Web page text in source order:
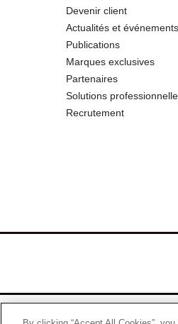
Devenir client
Actualités et événements
Publications
Marques exclusives
Partenaires
Solutions
Recrutement